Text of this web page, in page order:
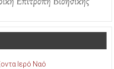
Ιερό Ναό